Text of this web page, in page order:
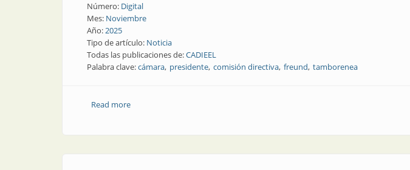
Número: Digital
Mes: Noviembre
Año:2025
Tipo de artículo: Noticia
Todas las publicaciones de:CADIEEL
Palabra clave:cámara presidente comisión directiva freund tamborenea
Read moreabout Las nuevas autoridades de CADIEEL